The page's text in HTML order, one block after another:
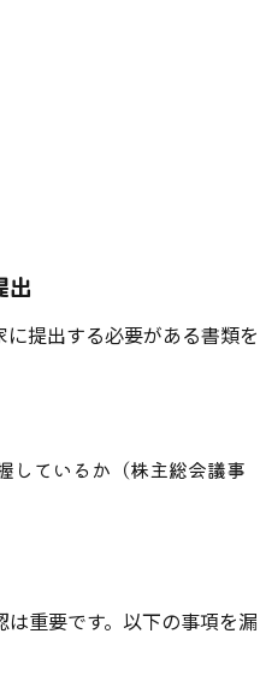
出
提出する必要がある書類を
しているか（株主総会議事
重要です。以下の事項を漏